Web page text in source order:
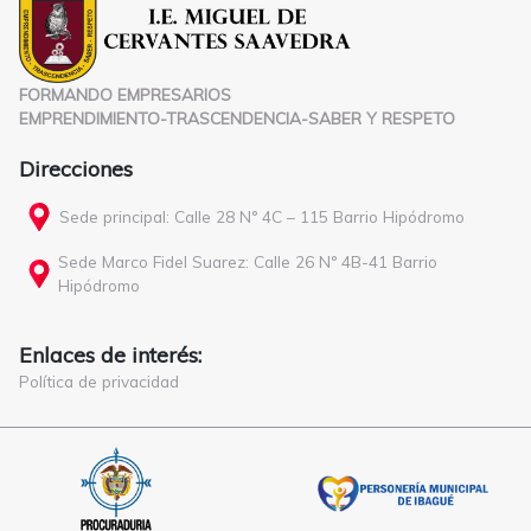
FORMANDO EMPRESARIOS
EMPRENDIMIENTO-TRASCENDENCIA-SABER Y RESPETO
Direcciones
Sede principal: Calle 28 N° 4C – 115 Barrio Hipódromo
Sede Marco Fidel Suarez: Calle 26 N° 4B-41 Barrio
Hipódromo
Enlaces de interés:
Política de privacidad